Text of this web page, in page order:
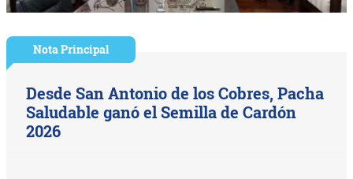
Nota Principal
Desde San Antonio de los Cobres, Pacha
Saludable ganó el Semilla de Cardón
2026